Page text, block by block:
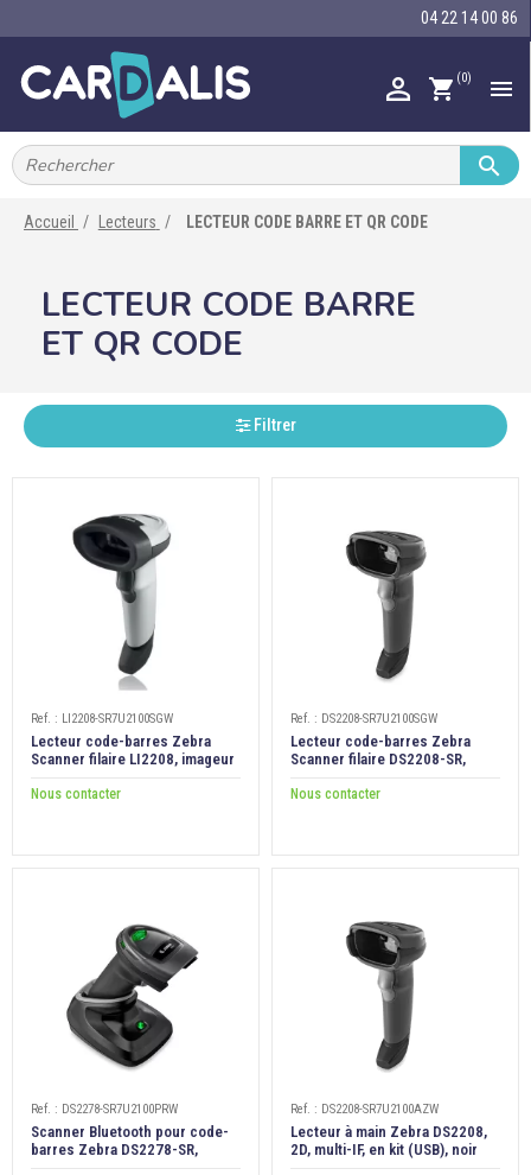
04 22 14 00 86
 shopping_cart (0) 
IMPRIMANTES À BADGES 
PORTE-BADGE
TOUR DE COU
BRACELET 
ÉCORESPONSABLE
PRODUITS PERSONNALISÉS
Compte client
Support

Accueil Lecteurs LECTEUR CODE BARRE ET QR CODE
LECTEUR CODE BARRE
ET QR CODE
Filtrer
Ref. : LI2208-SR7U2100SGW
Lecteur code-barres Zebra
Scanner filaire LI2208, imageur
Nous contacter
Ref. : DS2208-SR7U2100SGW
Lecteur code-barres Zebra
Scanner filaire DS2208-SR,
Nous contacter
Ref. : DS2278-SR7U2100PRW
Scanner Bluetooth pour code-
barres Zebra DS2278-SR,
Ref. : DS2208-SR7U2100AZW
Lecteur à main Zebra DS2208,
2D, multi-IF, en kit (USB), noir